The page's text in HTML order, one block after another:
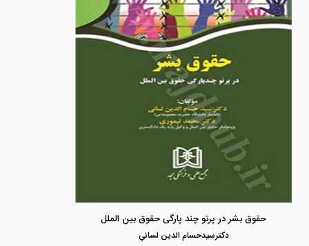
حقوق بشر در پرتو چند پارگی حقوق بین الملل
دكترسيدحسام الدين لساني